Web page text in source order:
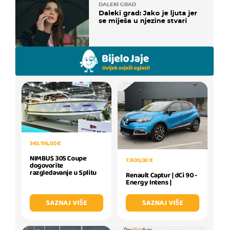
DALEKI GRAD
Daleki grad: Jako je ljuta jer
se miješa u njezine stvari
343.116,00 €
NIMBUS 305 Coupe
dogovorite
razgledavanje u Splitu
SAZNAJ VIŠE
7.900,00 €
Renault Captur | dCi 90 -
Energy Intens |
SAZNAJ VIŠE